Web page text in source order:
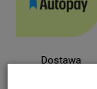
Dostawa